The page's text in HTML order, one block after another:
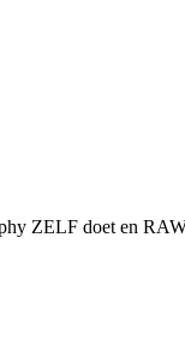
ZELF doet en